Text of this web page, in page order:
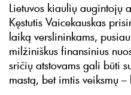
Lietuvos kiaulių augintojų
Kęstutis Vaicekauskas
laiką verslininkams,
milžiniškus finansinius
sričių atstovams gali būti
mastą, bet imtis veiksmų –